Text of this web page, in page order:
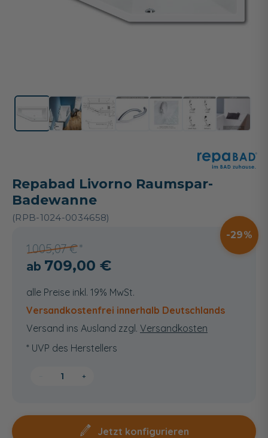
Repabad Livorno Raumspar-
Badewanne
(RPB-1024-0034658)
1.005,07 €
29
709,00 €
alle Preise inkl. 19% MwSt.
Versandkostenfrei innerhalb Deutschlands
Versand ins Ausland zzgl. Versandkosten
* UVP des Herstellers
+
Jetzt konfigurieren